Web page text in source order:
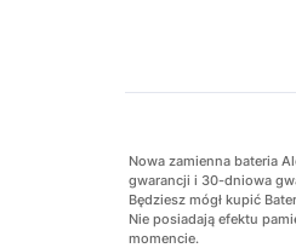
Nowa zamienna bateria
gwarancji i 30-dniowa
Będziesz mógł kupić
Nie posiadają efektu
momencie.